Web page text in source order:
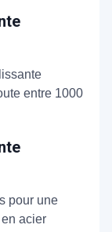
entre 1000
pour une
acier